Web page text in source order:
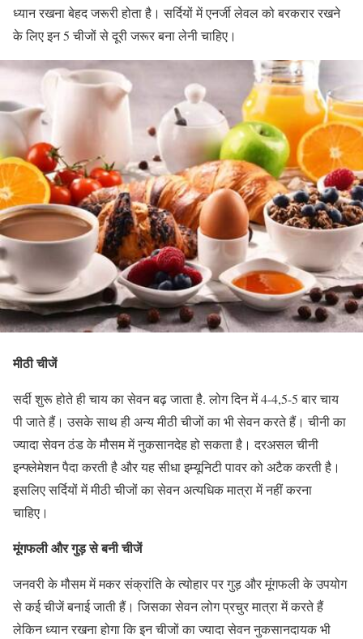
ध्यान रखना बेहद जरूरी होता है। सर्दियों में एनर्जी लेवल को बरकरार रखने
के लिए इन 5 चीजों से दूरी जरूर बना लेनी चाहिए।
मीठी चीजें
सर्दी शुरू होते ही चाय का सेवन बढ़ जाता है. लोग दिन में 4-4,5-5 बार चाय
पी जाते हैं। उसके साथ ही अन्य मीठी चीजों का भी सेवन करते हैं। चीनी का
ज्यादा सेवन ठंड के मौसम में नुकसानदेह हो सकता है। दरअसल चीनी
इन्फ्लेमेशन पैदा करती है और यह सीधा इम्यूनिटी पावर को अटैक करती है।
इसलिए सर्दियों में मीठी चीजों का सेवन अत्यधिक मात्रा में नहीं करना
चाहिए।
मूंगफली और गुड़ से बनी चीजें
जनवरी के मौसम में मकर संक्रांति के त्योहार पर गुड़ और मूंगफली के उपयोग
से कई चीजें बनाई जाती हैं। जिसका सेवन लोग प्रचुर मात्रा में करते हैं
लेकिन ध्यान रखना होगा कि इन चीजों का ज्यादा सेवन नुकसानदायक भी